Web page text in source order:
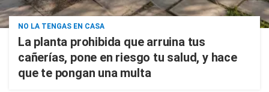
NO LA TENGAS EN CASA
La planta prohibida que arruina tus
cañerías, pone en riesgo tu salud, y hace
que te pongan una multa